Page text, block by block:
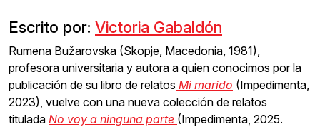
Escrito por: Victoria Gabaldón
Rumena Bužarovska (Skopje, Macedonia, 1981),
profesora universitaria y autora a quien conocimos por la
publicación de su libro de relatos Mi marido (Impedimenta,
2023), vuelve con una nueva colección de relatos
titulada No voy a ninguna parte (Impedimenta, 2025.